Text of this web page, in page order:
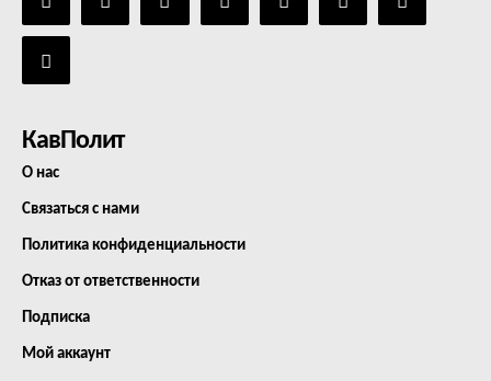
КавПолит
О нас
Связаться с нами
Политика конфиденциальности
Отказ от ответственности
Подписка
Мой аккаунт